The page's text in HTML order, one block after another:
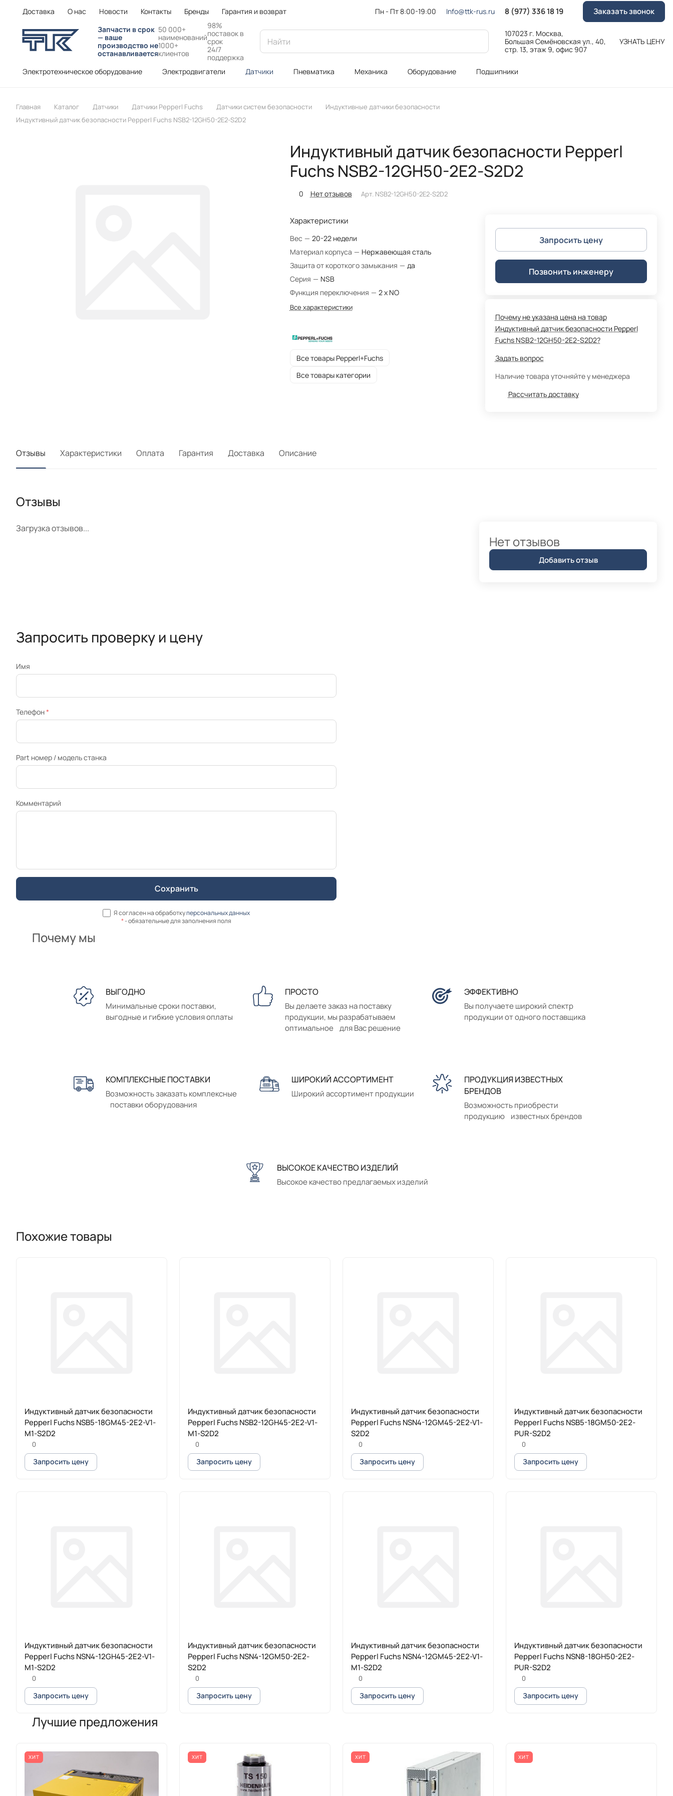
Доставка О нас Новости Контакты Бренды Гарантия и возврат Пн - Пт 8:00-19:00 Info@ttk-rus.ru 8 (977) 336 18 19 Заказать звонок
Запчасти в срок
— ваше
производство не
останавливается
50 000+
наименований
1000+
клиентов
98%
поставок в
срок
24/7
поддержка
107023 г. Москва,
Большая Семёновская ул., 40,
стр. 13, этаж 9, офис 907
УЗНАТЬ ЦЕНУ
Электротехническое оборудование Электродвигатели Датчики Пневматика Механика Оборудование Подшипники
Главная Каталог Датчики Датчики Pepperl Fuchs Датчики систем безопасности
Индуктивные датчики безопасности
Индуктивный датчик безопасности Pepperl Fuchs NSB2-12GH50-2E2-S2D2
Индуктивный датчик безопасности Pepperl
Fuchs NSB2-12GH50-2E2-S2D2
0 Нет отзывов Арт. NSB2-12GH50-2E2-S2D2
Характеристики
Вес — 20-22 недели
Материал корпуса — Нержавеющая сталь
Защита от короткого замыкания — да
Серия — NSB
Функция переключения — 2 x NO
Все характеристики
Все товары Pepperl+Fuchs
Все товары категории
Запросить цену
Позвонить инженеру
Почему не указана цена на товар
Индуктивный датчик безопасности Pepperl
Fuchs NSB2-12GH50-2E2-S2D2?
Задать вопрос
Наличие товара уточняйте у менеджера
Рассчитать доставку
Отзывы Характеристики Оплата Гарантия Доставка Описание
Отзывы
Загрузка отзывов...
Нет отзывов
Добавить отзыв
Запросить проверку и цену
Имя
Телефон*
Part номер / модель станка
Комментарий
Я согласен на обработкуперсональных данных
*- обязательные для заполнения поля
Почему мы
ВЫГОДНО
Минимальные сроки поставки,
выгодные и гибкие условия оплаты
ПРОСТО
Вы делаете заказ на поставку
продукции, мы разрабатываем
оптимальное для Вас решение
ЭФФЕКТИВНО
Вы получаете широкий спектр
продукции от одного поставщика
КОМПЛЕКСНЫЕ ПОСТАВКИ
Возможность заказать комплексные
поставки оборудования
ШИРОКИЙ АССОРТИМЕНТ
Широкий ассортимент продукции
ПРОДУКЦИЯ ИЗВЕСТНЫХ
БРЕНДОВ
Возможность приобрести
продукцию известных брендов
ВЫСОКОЕ КАЧЕСТВО ИЗДЕЛИЙ
Высокое качество предлагаемых изделий
Похожие товары
Индуктивный датчик безопасности
Pepperl Fuchs NSB5-18GM45-2E2-V1-
M1-S2D2
0
Запросить цену
Индуктивный датчик безопасности
Pepperl Fuchs NSB2-12GH45-2E2-V1-
M1-S2D2
0
Запросить цену
Индуктивный датчик безопасности
Pepperl Fuchs NSN4-12GM45-2E2-V1-
S2D2
0
Запросить цену
Индуктивный датчик безопасности
Pepperl Fuchs NSB5-18GM50-2E2-
PUR-S2D2
0
Запросить цену
Индуктивный датчик безопасности
Pepperl Fuchs NSN4-12GH45-2E2-V1-
M1-S2D2
0
Запросить цену
Индуктивный датчик безопасности
Pepperl Fuchs NSN4-12GM50-2E2-
S2D2
0
Запросить цену
Индуктивный датчик безопасности
Pepperl Fuchs NSN4-12GM45-2E2-V1-
M1-S2D2
0
Запросить цену
Индуктивный датчик безопасности
Pepperl Fuchs NSN8-18GH50-2E2-
PUR-S2D2
0
Запросить цену
Лучшие предложения
ХИТ ХИТ ХИТ ХИТ